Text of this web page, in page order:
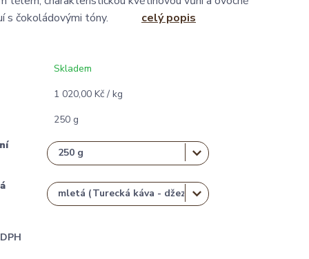
s čokoládovými tóny. celý popis
Skladem
1 020,00 Kč / kg
250 g